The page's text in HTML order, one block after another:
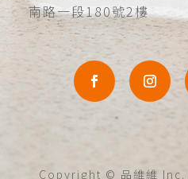
南路一段180號2樓
Copyright © 品維維